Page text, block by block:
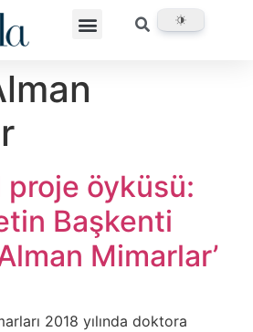
öyküsü:
Başkenti
Mimarlar’
2018 yılında doktora